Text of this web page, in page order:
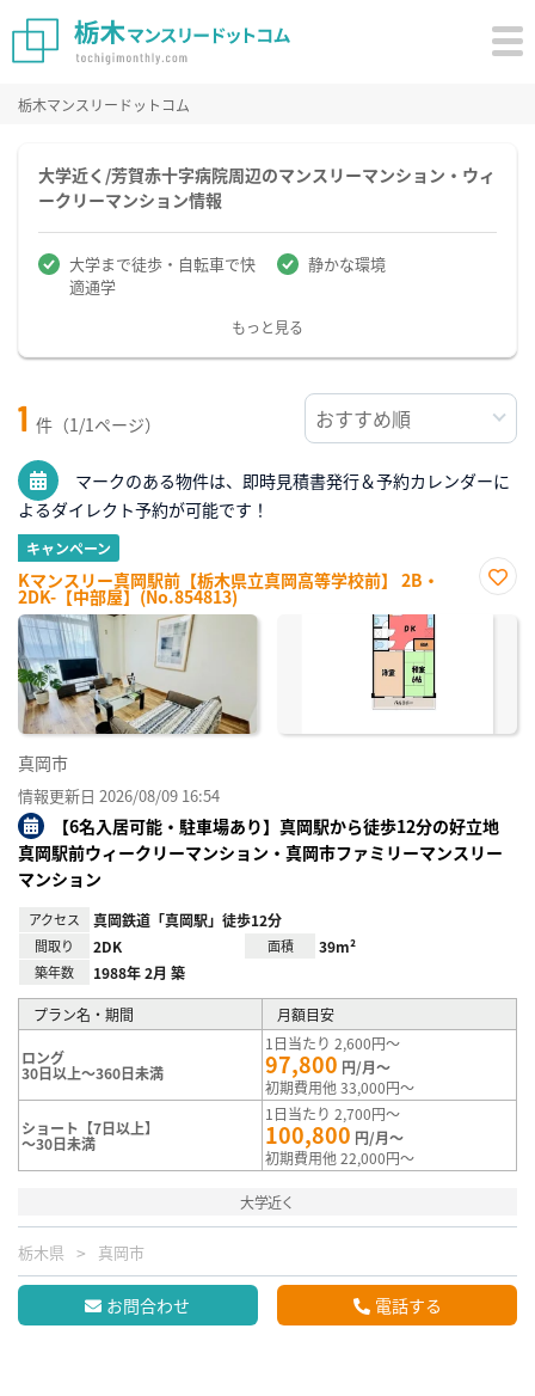
栃木マンスリードットコム
大学近く/芳賀赤十字病院周辺のマンスリーマンション・ウィ
ークリーマンション情報
大学まで徒歩・自転車で快
適通学
静かな環境
もっと見る
1 件（1/1ページ）
マークのある物件は、即時見積書発行＆予約カレンダーに
よるダイレクト予約が可能です！
キャンペーン
Kマンスリー真岡駅前【栃木県立真岡高等学校前】 2B・
2DK-【中部屋】(No.854813)
に入
真岡市
情報更新日 2026/08/09 16:54
【6名入居可能・駐車場あり】真岡駅から徒歩12分の好立地
真岡駅前ウィークリーマンション・真岡市ファミリーマンスリー
マンション
アクセス 真岡鉄道「真岡駅」徒歩12分
間取り 2DK 面積 39m²
築年数 1988年 2月 築
プラン名・期間 月額目安
ロング
30日以上～360日未満
1日当たり 2,600円～
97,800 円/月～
初期費用他 33,000円～
ショート【7日以上】
～30日未満
1日当たり 2,700円～
100,800 円/月～
初期費用他 22,000円～
大学近く
栃木県 真岡市
お問合わせ 電話する